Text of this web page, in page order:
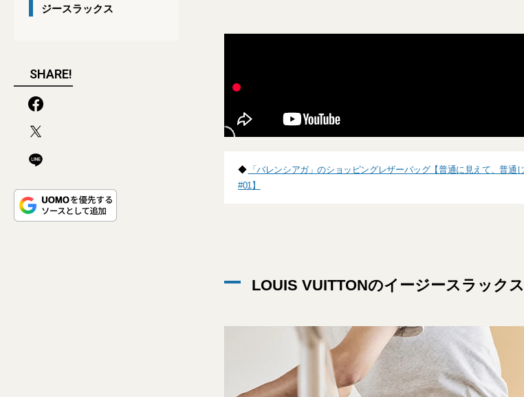
ジースラックス
SHARE!
◆ 「バレンシアガ」のショッピングレザーバッグ【普通に見えて、普
#01】
LOUIS VUITTONのイージースラックス